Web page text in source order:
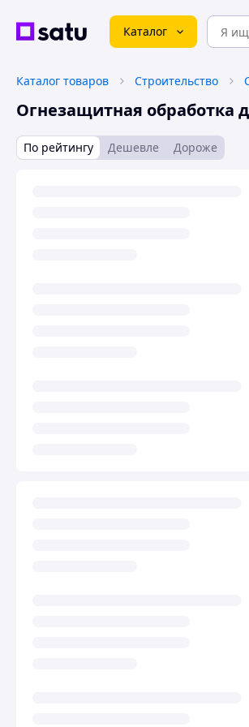
Каталог
Каталог товаров Строительство
Огнезащитная обработка
По рейтингу Дешевле Дороже